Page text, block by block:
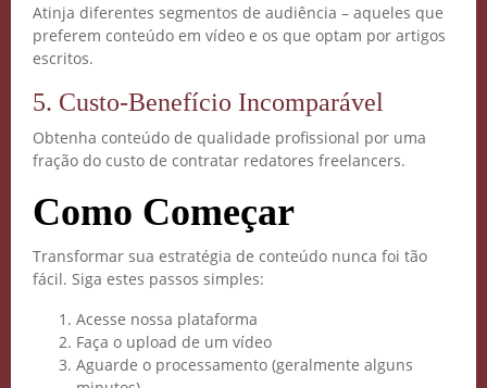
Atinja diferentes segmentos de audiência – aqueles que
preferem conteúdo em vídeo e os que optam por artigos
escritos.
5. Custo-Benefício Incomparável
Obtenha conteúdo de qualidade profissional por uma
fração do custo de contratar redatores freelancers.
Como Começar
Transformar sua estratégia de conteúdo nunca foi tão
fácil. Siga estes passos simples:
Acesse nossa plataforma
Faça o upload de um vídeo
Aguarde o processamento (geralmente alguns